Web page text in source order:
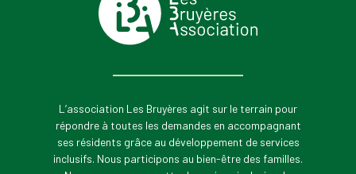
L’association Les Bruyères agit sur le terrain pour
répondre à toutes les demandes en accompagnant
ses résidents grâce au développement de services
inclusifs. Nous participons au bien-être des familles.